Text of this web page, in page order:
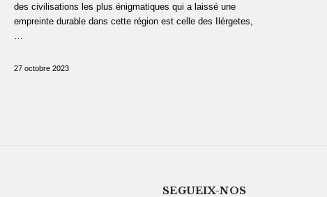
des civilisations les plus énigmatiques qui a laissé une
empreinte durable dans cette région est celle des Ilérgetes,
27 octobre 2023
SEGUEIX-NOS